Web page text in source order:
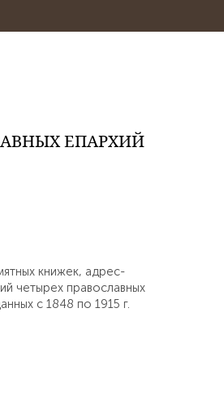
ЕПАРХИЙ
книжек, адрес-
четырех православных
с 1848 по 1915 г.